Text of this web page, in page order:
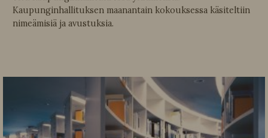
Kaupunginhallituksen maanantain kokouksessa käsiteltiin
nimeämisiä ja avustuksia.